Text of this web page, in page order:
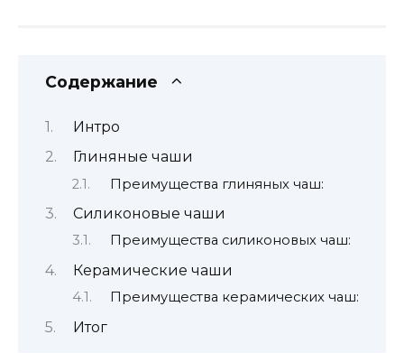
Содержание
Интро
Глиняные чаши
Преимущества глиняных чаш:
Силиконовые чаши
Преимущества силиконовых чаш:
Керамические чаши
Преимущества керамических чаш:
Итог